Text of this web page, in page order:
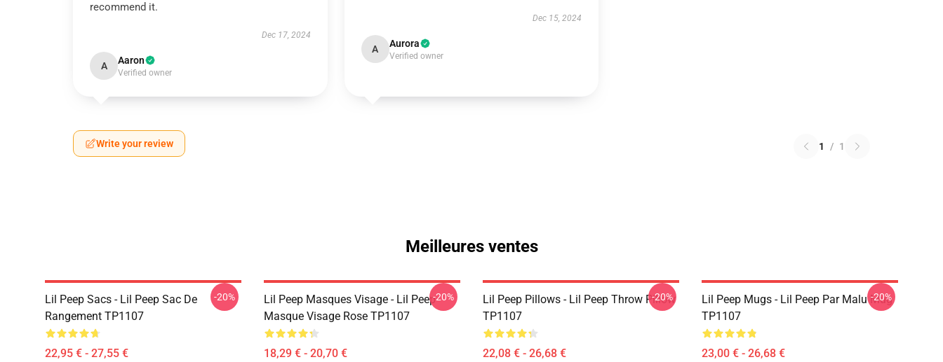
recommend it.
Dec 17, 2024
A Aaron
Verified owner
Dec 15, 2024
A Aurora
Verified owner
Write your review 1 / 1
Meilleures ventes
Lil Peep Sacs - Lil Peep Sac De
Rangement TP1107
22,95 € - 27,55 €
-20%
Lil Peep Masques Visage - Lil Peep
Masque Visage Rose TP1107
18,29 € - 20,70 €
-20%
Lil Peep Pillows - Lil Peep Throw Pillow
TP1107
22,08 € - 26,68 €
-20%
Lil Peep Mugs - Lil Peep Par Malu Mug
TP1107
23,00 € - 26,68 €
-20%